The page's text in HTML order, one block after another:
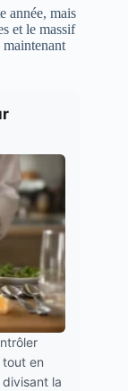
année, mais
et le massif
maintenant
en
la